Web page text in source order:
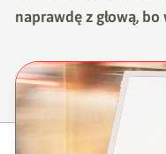
naprawdę z głową,